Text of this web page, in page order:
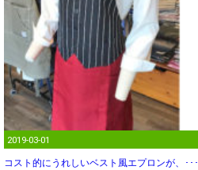
2019-03-01
コスト的にうれしいベスト風エプロンが、･･･